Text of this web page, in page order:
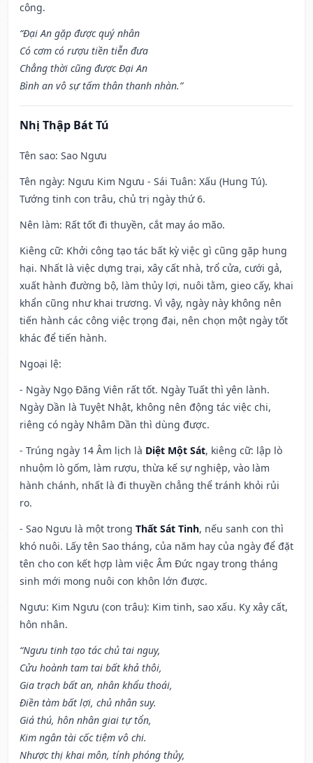
công.
“Đại An gặp được quý nhân
Có cơm có rượu tiền tiễn đưa
Chẳng thời cũng được Đại An
Bình an vô sự tấm thân thanh nhàn.”
Nhị Thập Bát Tú
Tên sao: Sao Ngưu
Tên ngày: Ngưu Kim Ngưu - Sái Tuân: Xấu (Hung Tú).
Tướng tinh con trâu, chủ trị ngày thứ 6.
Nên làm: Rất tốt đi thuyền, cắt may áo mão.
Kiêng cữ: Khởi công tạo tác bất kỳ việc gì cũng gặp hung
hại. Nhất là việc dựng trại, xây cất nhà, trổ cửa, cưới gả,
xuất hành đường bộ, làm thủy lợi, nuôi tằm, gieo cấy, khai
khẩn cũng như khai trương. Vì vậy, ngày này không nên
tiến hành các công việc trọng đại, nên chọn một ngày tốt
khác để tiến hành.
Ngoại lệ:
- Ngày Ngọ Đăng Viên rất tốt. Ngày Tuất thì yên lành.
Ngày Dần là Tuyệt Nhật, không nên động tác việc chi,
riêng có ngày Nhâm Dần thì dùng được.
- Trúng ngày 14 Âm lịch là Diệt Một Sát, kiêng cữ: lập lò
nhuộm lò gốm, làm rượu, thừa kế sự nghiệp, vào làm
hành chánh, nhất là đi thuyền chẳng thể tránh khỏi rủi
ro.
- Sao Ngưu là một trong Thất Sát Tinh, nếu sanh con thì
khó nuôi. Lấy tên Sao tháng, của năm hay của ngày để đặt
tên cho con kết hợp làm việc Âm Đức ngay trong tháng
sinh mới mong nuôi con khôn lớn được.
Ngưu: Kim Ngưu (con trâu): Kim tinh, sao xấu. Kỵ xây cất,
hôn nhân.
“Ngưu tinh tạo tác chủ tai nguy,
Cửu hoành tam tai bất khả thôi,
Gia trạch bất an, nhân khẩu thoái,
Điền tàm bất lợi, chủ nhân suy.
Giá thú, hôn nhân giai tự tổn,
Kim ngân tài cốc tiệm vô chi.
Nhược thị khai môn, tính phóng thủy,